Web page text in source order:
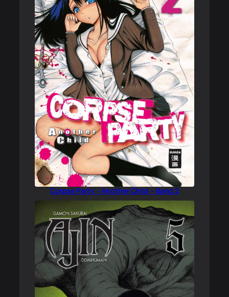
Corpse Party – Another Child – Band 2